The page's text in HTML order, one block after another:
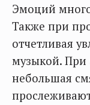
Эмоций
Также при
отчетливая
музыкой. При
небольшая